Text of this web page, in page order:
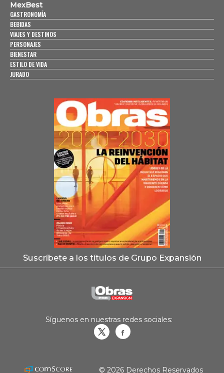
MexBest
GASTRONOMÍA
BEBIDAS
VIAJES Y DESTINOS
PERSONAJES
BIENESTAR
ESTILO DE VIDA
JURADO
Suscríbete a los títulos de Grupo Expansión
Síguenos en nuestras redes sociales:
© 2026 Derechos Reservados